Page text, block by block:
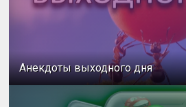
Анекдоты выходного дня